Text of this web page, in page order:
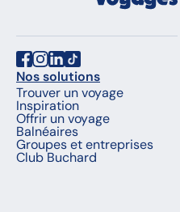
Nos solutions
Trouver un voyage
Inspiration
Offrir un voyage
Balnéaires
Groupes et entreprises
Club Buchard